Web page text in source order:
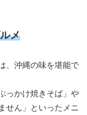
メ
、沖縄の味を堪能で
っかけ焼きそば」や
せん」といったメニ